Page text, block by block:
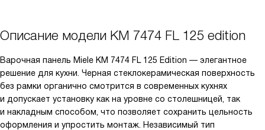
Описание модели KM 7474 FL 125 edition
Варочная панель Miele KM 7474 FL 125 Edition — элегантное
решение для кухни. Черная стеклокерамическая поверхность
без рамки органично смотрится в современных кухнях
и допускает установку как на уровне со столешницей, так
и накладным способом, что позволяет сохранить цельность
оформления и упростить монтаж. Независимый тип